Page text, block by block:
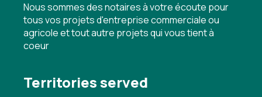
Nous sommes des notaires à votre écoute pour
tous vos projets d'entreprise commerciale ou
agricole et tout autre projets qui vous tient à
coeur
Territories served